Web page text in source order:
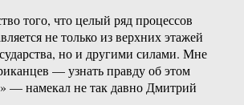
того, что целый ряд процессов
не только из верхних этажей
но и другими силами. Мне
— узнать правду об этом
— намекал не так давно Дмитрий